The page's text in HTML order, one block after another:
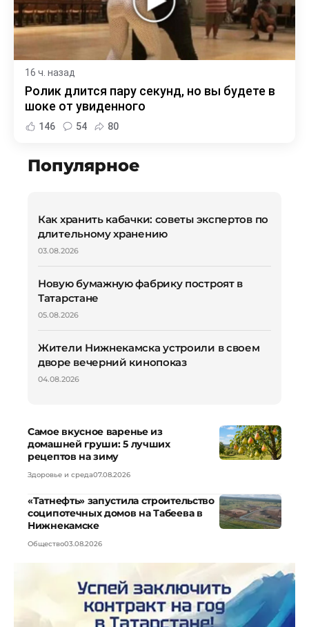
16 ч. назад
Ролик длится пару секунд, но вы будете в
шоке от увиденного
146 54 80
Популярное
Как хранить кабачки: советы экспертов по
длительному хранению
03.08.2026
Новую бумажную фабрику построят в
Татарстане
05.08.2026
Жители Нижнекамска устроили в своем
дворе вечерний кинопоказ
04.08.2026
Самое вкусное варенье из
домашней груши: 5 лучших
рецептов на зиму
Здоровье и среда07.08.2026
«Татнефть» запустила строительство
соципотечных домов на Табеева в
Нижнекамске
Общество03.08.2026